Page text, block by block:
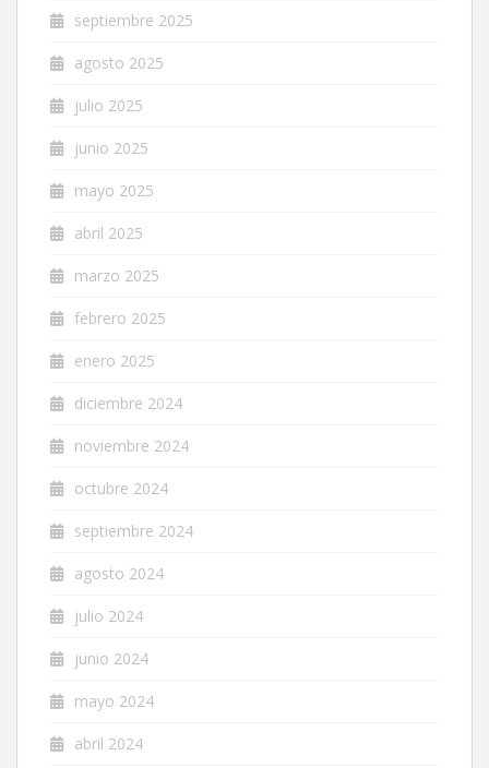
septiembre 2025
agosto 2025
julio 2025
junio 2025
mayo 2025
abril 2025
marzo 2025
febrero 2025
enero 2025
diciembre 2024
noviembre 2024
octubre 2024
septiembre 2024
agosto 2024
julio 2024
junio 2024
mayo 2024
abril 2024